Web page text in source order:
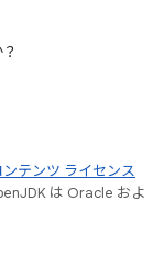
ンテンツ ライセンス
は Oracle およ